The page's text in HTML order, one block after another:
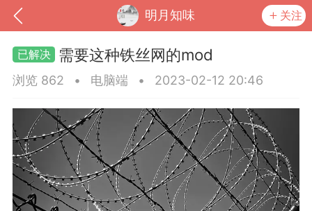
明月知味 关注
需要这种铁丝网的mod
浏览 862 • 电脑端 • 2023-02-12 20:46